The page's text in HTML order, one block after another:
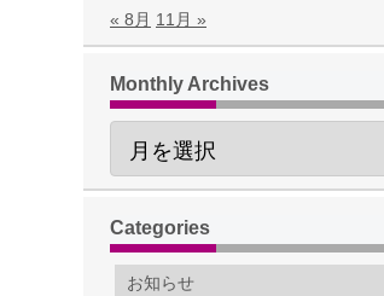
« 8月 11月 »
Monthly Archives
Categories
お知らせ